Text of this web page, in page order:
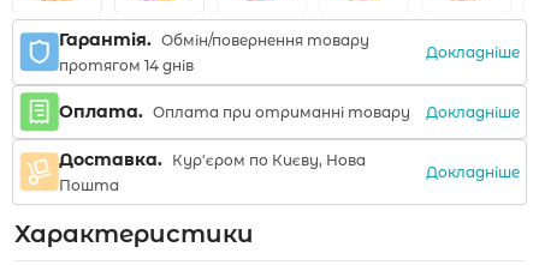
Гарантія. Обмін/повернення товару
протягом 14 днів
Докладніше
Оплата. Оплата при отриманні товару Докладніше
Доставка. Кур'єром по Києву, Нова
Пошта
Докладніше
Характеристики